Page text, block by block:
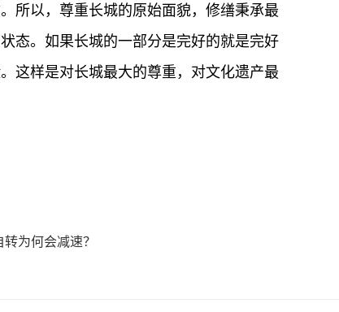
所以，尊重长城的原始面貌，修缮秉承最
态。如果长城的一部分是完好的就是完好
这样是对长城最大的尊重，对文化遗产最
为何会减速？